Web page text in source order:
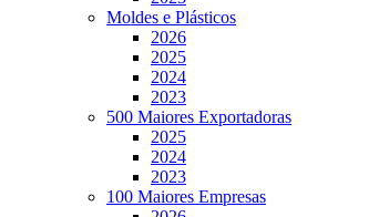
Moldes e Plásticos
2026
2025
2024
2023
500 Maiores Exportadoras
2025
2024
2023
100 Maiores Empresas